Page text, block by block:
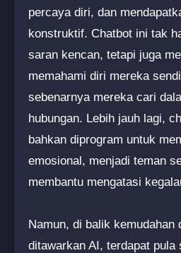
percaya diri, dan
konstruktif. Chatbot ini tak
saran kencan, tetapi juga
memahami diri mereka
sebenarnya mereka cari
hubungan. Lebih jauh lagi,
bahkan diprogram untuk
emosional, menjadi teman
membantu mengatasi
Namun, di balik kemudahan
ditawarkan AI, terdapat pula